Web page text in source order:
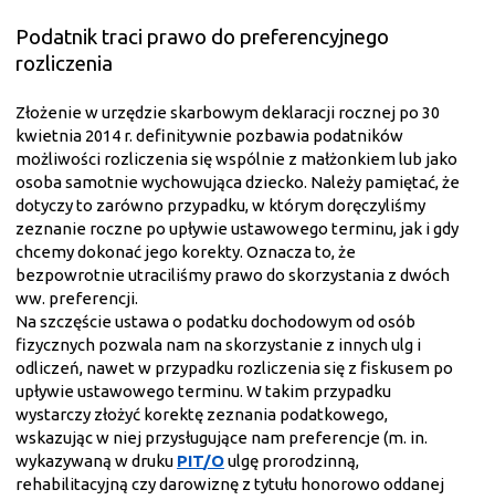
Podatnik traci prawo do preferencyjnego
rozliczenia
Złożenie w urzędzie skarbowym deklaracji rocznej po 30
kwietnia 2014 r. definitywnie pozbawia podatników
możliwości rozliczenia się wspólnie z małżonkiem lub jako
osoba samotnie wychowująca dziecko. Należy pamiętać, że
dotyczy to zarówno przypadku, w którym doręczyliśmy
zeznanie roczne po upływie ustawowego terminu, jak i gdy
chcemy dokonać jego korekty. Oznacza to, że
bezpowrotnie utraciliśmy prawo do skorzystania z dwóch
ww. preferencji.
Na szczęście ustawa o podatku dochodowym od osób
fizycznych pozwala nam na skorzystanie z innych ulg i
odliczeń, nawet w przypadku rozliczenia się z fiskusem po
upływie ustawowego terminu. W takim przypadku
wystarczy złożyć korektę zeznania podatkowego,
wskazując w niej przysługujące nam preferencje (m. in.
wykazywaną w druku PIT/Oulgę prorodzinną,
rehabilitacyjną czy darowiznę z tytułu honorowo oddanej